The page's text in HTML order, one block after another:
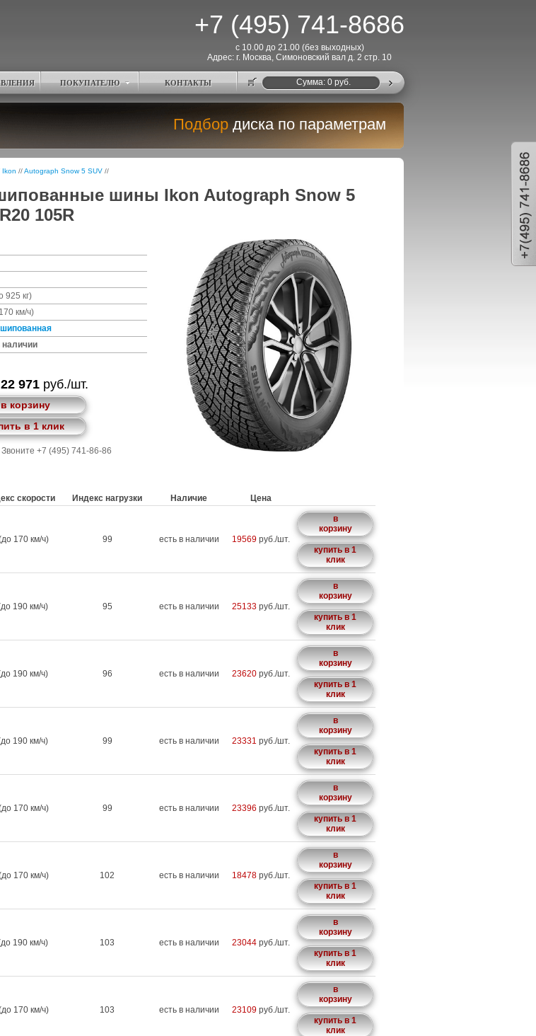
+7 (495) 741-8686
с 10.00 до 21.00 (без выходных)
Адрес: г. Москва, Симоновский вал д. 2 стр. 10
ПОКУПАТЕЛЮ КОНТАКТЫ Cумма: 0руб.
Подбор диска по параметрам
Ikon //Autograph Snow 5 SUV //
шины Ikon Autograph Snow 5
105R
925 кг)
км/ч)
наличии
22 971руб./шт.
в корзину
в 1 клик
+7 (495) 741-86-86
скорости Индекс нагрузки Наличие Цена
170 км/ч) 99 есть в наличии 19569 руб./шт.
в
корзину
купить в 1
клик
190 км/ч) 95 есть в наличии 25133 руб./шт.
в
корзину
купить в 1
клик
190 км/ч) 96 есть в наличии 23620 руб./шт.
в
корзину
купить в 1
клик
190 км/ч) 99 есть в наличии 23331 руб./шт.
в
корзину
купить в 1
клик
170 км/ч) 99 есть в наличии 23396 руб./шт.
в
корзину
купить в 1
клик
170 км/ч) 102 есть в наличии 18478 руб./шт.
в
корзину
купить в 1
клик
190 км/ч) 103 есть в наличии 23044 руб./шт.
в
корзину
купить в 1
клик
170 км/ч) 103 есть в наличии 23109 руб./шт.
в
корзину
купить в 1
клик